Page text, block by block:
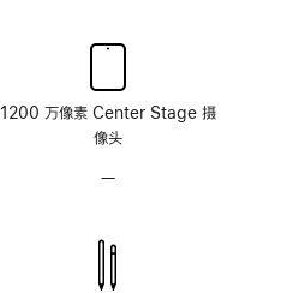
1200 万像素 Center Stage 摄
像头
—